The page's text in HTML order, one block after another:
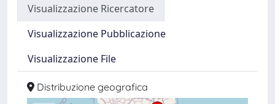
Visualizzazione Ricercatore
Visualizzazione Pubblicazione
Visualizzazione File
Distribuzione geografica